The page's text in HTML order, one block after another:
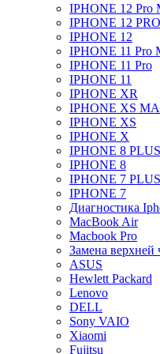
IPHONE 12 Pro
IPHONE 12 PRO
IPHONE 12
IPHONE 11 Pro
IPHONE 11 Pro
IPHONE 11
IPHONE XR
IPHONE XS
IPHONE XS
IPHONE X
IPHONE 8 PLUS
IPHONE 8
IPHONE 7 PLUS
IPHONE 7
Диагностика
MacBook Air
Macbook Pro
Замена верхней
ASUS
Hewlett Packard
Lenovo
DELL
Sony VAIO
Xiaomi
Fujitsu